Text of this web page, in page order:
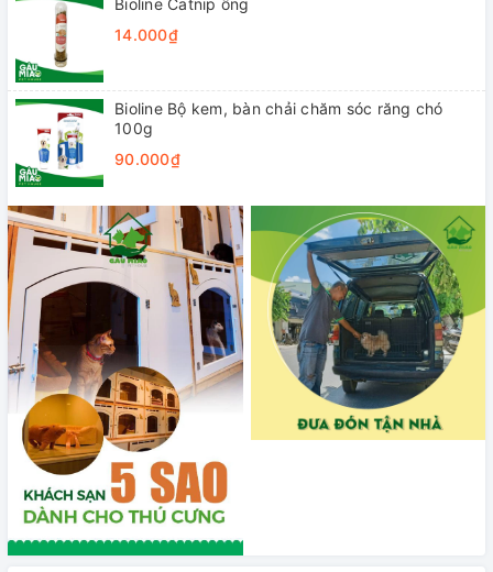
14.000₫
Bioline Bộ kem, bàn chải chăm sóc răng chó
100g
90.000₫